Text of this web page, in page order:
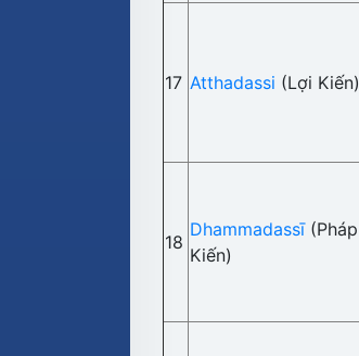
17 Atthadassi (Lợi Kiến)
18
Dhammadassī(Pháp
Kiến)